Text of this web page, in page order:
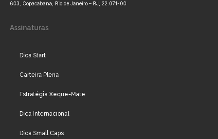
603, Copacabana, Rio de Janeiro – RJ, 22.071-00
Assinaturas
Dica Start
Carteira Plena
Estratégia Xeque-Mate
Dica Internacional
Dica Small Caps